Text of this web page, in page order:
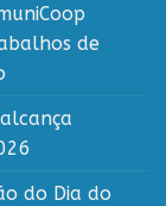
de
do Dia do